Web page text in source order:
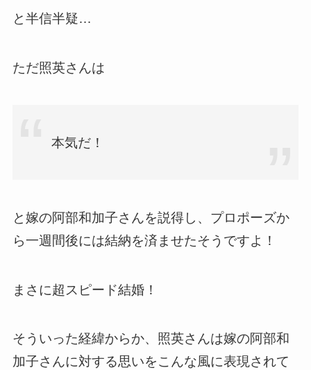
と半信半疑…
ただ照英さんは
本気だ！
と嫁の阿部和加子さんを説得し、プロポーズか
ら一週間後には結納を済ませたそうですよ！
まさに超スピード結婚！
そういった経緯からか、照英さんは嫁の阿部和
加子さんに対する思いをこんな風に表現されて